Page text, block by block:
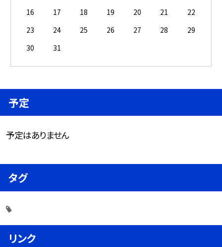
16
17 18 19 20 21
22
23
24 25 26 27 28
29
30
31
予定
予定はありません
タグ
リンク